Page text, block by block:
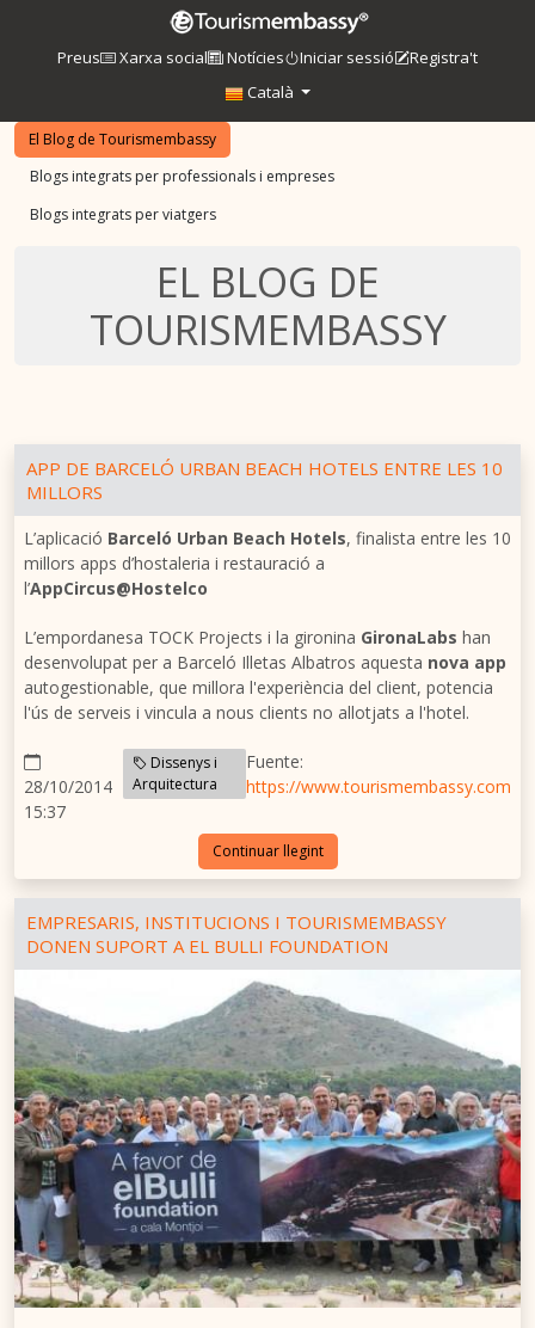
Preus Xarxa social Notícies Iniciar sessió
Registra't
Català
El Blog de Tourismembassy
Blogs integrats per professionals i empreses
Blogs integrats per viatgers
EL BLOG DE
TOURISMEMBASSY
APP DE BARCELÓ URBAN BEACH HOTELS ENTRE LES 10
MILLORS
L’aplicació Barceló Urban Beach Hotels, finalista entre les 10
millors apps d’hostaleria i restauració a
l’AppCircus@Hostelco
L’empordanesa TOCK Projects i la gironina GironaLabs han
desenvolupat per a Barceló Illetas Albatros aquesta nova app
autogestionable, que millora l'experiència del client, potencia
l'ús de serveis i vincula a nous clients no allotjats a l'hotel.
28/10/2014
15:37
Dissenys i
Arquitectura
Fuente:
https://www.tourismembassy.com
Continuar llegint
EMPRESARIS, INSTITUCIONS I TOURISMEMBASSY
DONEN SUPORT A EL BULLI FOUNDATION